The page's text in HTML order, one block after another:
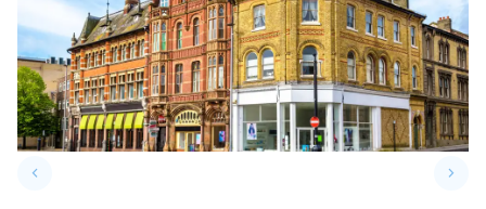
keyboard_arrow_leftPrevious slide keyboard_arrow_right